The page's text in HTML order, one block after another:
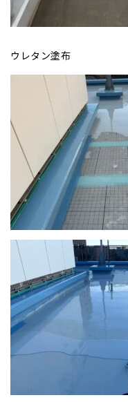
ウレタン塗布